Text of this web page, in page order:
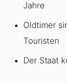
Jahre
Oldtimer
Touristen
Der Staat